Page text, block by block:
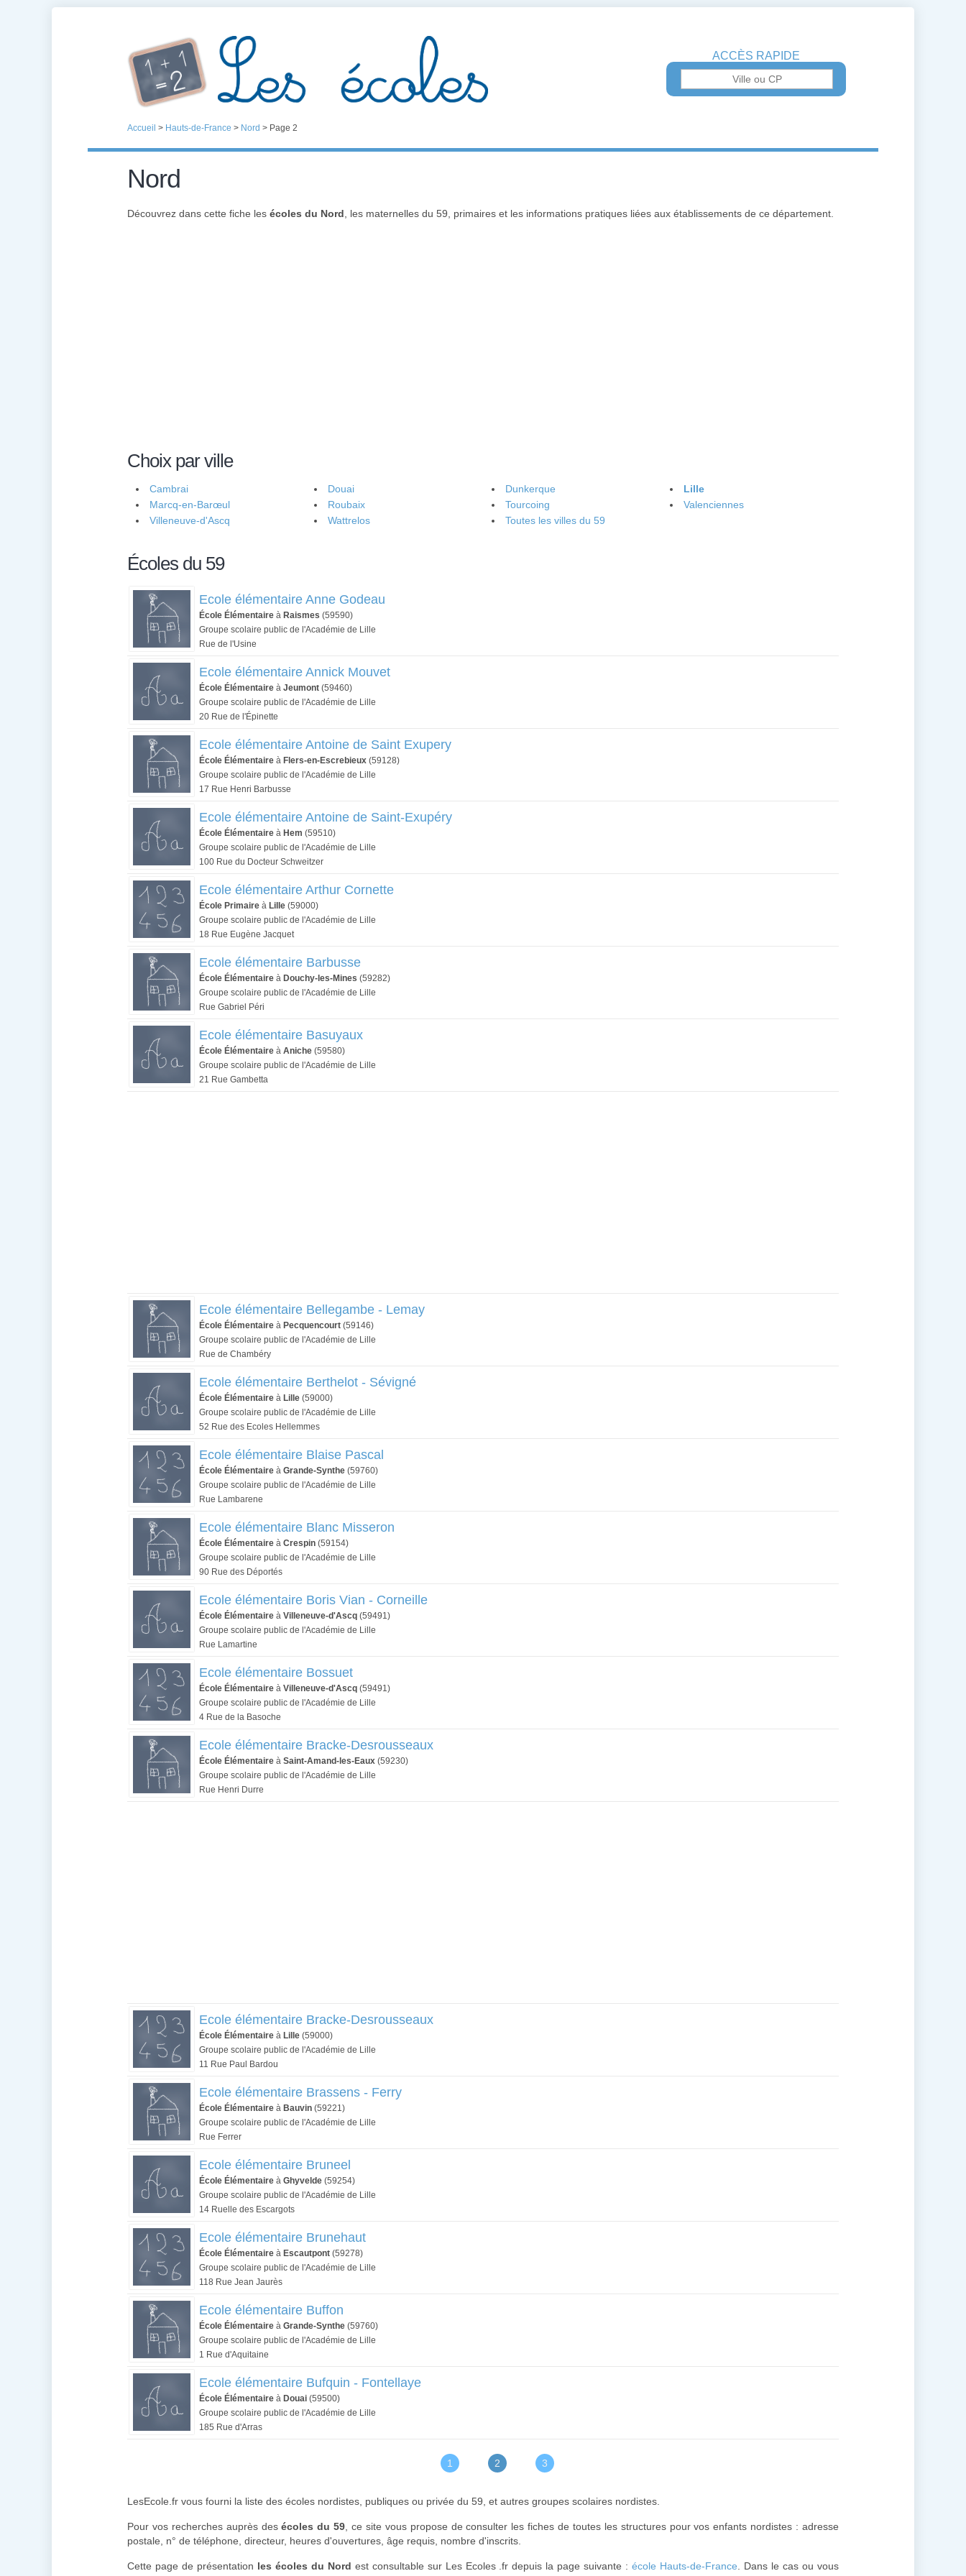
ACCÈS RAPIDE
Accueil > Hauts-de-France > Nord > Page 2
Nord
Découvrez dans cette fiche les écoles du Nord , les maternelles du 59, primaires et les informations pratiques liées aux établissements de ce département.
Choix par ville
Cambrai Douai Dunkerque
Lille
Marcq-en-Barœul
Roubaix Tourcoing
Valenciennes
Villeneuve-d'Ascq
Wattrelos Toutes les villes du 59
Écoles du 59
Ecole élémentaire Anne Godeau
École Élémentaire à Raismes (59590)
Groupe scolaire public de l'Académie de Lille
Rue de l'Usine
Ecole élémentaire Annick Mouvet
École Élémentaire à Jeumont (59460)
Groupe scolaire public de l'Académie de Lille
20 Rue de l'Épinette
Ecole élémentaire Antoine de Saint Exupery
École Élémentaire à Flers-en-Escrebieux (59128)
Groupe scolaire public de l'Académie de Lille
17 Rue Henri Barbusse
Ecole élémentaire Antoine de Saint-Exupéry
École Élémentaire à Hem (59510)
Groupe scolaire public de l'Académie de Lille
100 Rue du Docteur Schweitzer
Ecole élémentaire Arthur Cornette
École Primaire à Lille (59000)
Groupe scolaire public de l'Académie de Lille
18 Rue Eugène Jacquet
Ecole élémentaire Barbusse
École Élémentaire à Douchy-les-Mines (59282)
Groupe scolaire public de l'Académie de Lille
Rue Gabriel Péri
Ecole élémentaire Basuyaux
École Élémentaire à Aniche (59580)
Groupe scolaire public de l'Académie de Lille
21 Rue Gambetta
Ecole élémentaire Bellegambe - Lemay
École Élémentaire à Pecquencourt (59146)
Groupe scolaire public de l'Académie de Lille
Rue de Chambéry
Ecole élémentaire Berthelot - Sévigné
École Élémentaire à Lille (59000)
Groupe scolaire public de l'Académie de Lille
52 Rue des Ecoles Hellemmes
Ecole élémentaire Blaise Pascal
École Élémentaire à Grande-Synthe (59760)
Groupe scolaire public de l'Académie de Lille
Rue Lambarene
Ecole élémentaire Blanc Misseron
École Élémentaire à Crespin (59154)
Groupe scolaire public de l'Académie de Lille
90 Rue des Déportés
Ecole élémentaire Boris Vian - Corneille
École Élémentaire à Villeneuve-d'Ascq (59491)
Groupe scolaire public de l'Académie de Lille
Rue Lamartine
Ecole élémentaire Bossuet
École Élémentaire à Villeneuve-d'Ascq (59491)
Groupe scolaire public de l'Académie de Lille
4 Rue de la Basoche
Ecole élémentaire Bracke-Desrousseaux
École Élémentaire à Saint-Amand-les-Eaux (59230)
Groupe scolaire public de l'Académie de Lille
Rue Henri Durre
Ecole élémentaire Bracke-Desrousseaux
École Élémentaire à Lille (59000)
Groupe scolaire public de l'Académie de Lille
11 Rue Paul Bardou
Ecole élémentaire Brassens - Ferry
École Élémentaire à Bauvin (59221)
Groupe scolaire public de l'Académie de Lille
Rue Ferrer
Ecole élémentaire Bruneel
École Élémentaire à Ghyvelde (59254)
Groupe scolaire public de l'Académie de Lille
14 Ruelle des Escargots
Ecole élémentaire Brunehaut
École Élémentaire à Escautpont (59278)
Groupe scolaire public de l'Académie de Lille
118 Rue Jean Jaurès
Ecole élémentaire Buffon
École Élémentaire à Grande-Synthe (59760)
Groupe scolaire public de l'Académie de Lille
1 Rue d'Aquitaine
Ecole élémentaire Bufquin - Fontellaye
École Élémentaire à Douai (59500)
Groupe scolaire public de l'Académie de Lille
185 Rue d'Arras
1 2 3
LesEcole.fr vous fourni la liste des écoles nordistes, publiques ou privée du 59, et autres groupes scolaires nordistes.
Pour vos recherches auprès desécoles du 59 , ce site vous propose de consulter les fiches de toutes les structures pour vos enfants nordistes : adresse
postale, n° de téléphone, directeur, heures d'ouvertures, âge requis, nombre d'inscrits.
Cette page de présentation les écoles du Nord est consultable sur Les Ecoles .fr depuis la page suivante :école Hauts-de-France . Dans le cas ou vous